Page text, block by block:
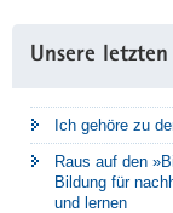
Unsere
Ich gehöre zu
Raus auf den
Bildung für
und lernen